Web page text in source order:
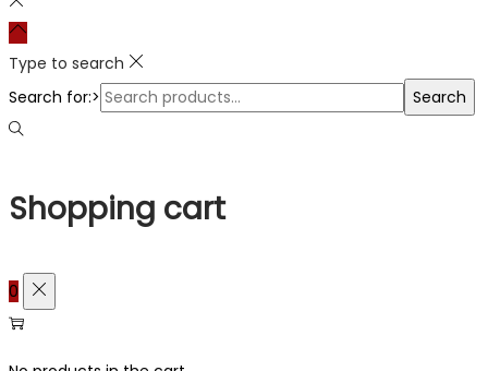
Type to search
Search for:>
Search
Shopping cart
0